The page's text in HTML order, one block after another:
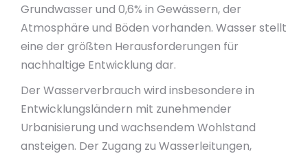
Grundwasser und 0,6% in Gewässern, der
Atmosphäre und Böden vorhanden. Wasser stellt
eine der größten Herausforderungen für
nachhaltige Entwicklung dar.
Der Wasserverbrauch wird insbesondere in
Entwicklungsländern mit zunehmender
Urbanisierung und wachsendem Wohlstand
ansteigen. Der Zugang zu Wasserleitungen,